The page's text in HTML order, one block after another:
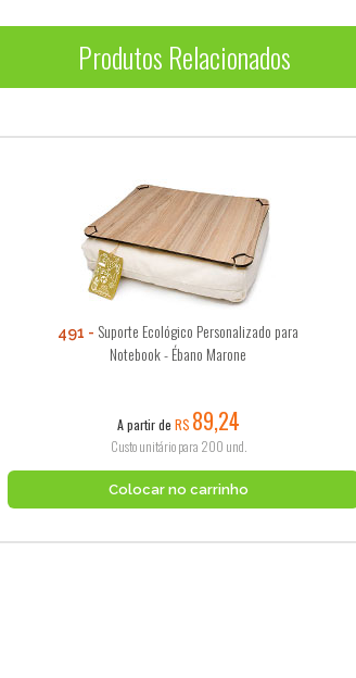
Produtos Relacionados
491
Suporte Ecológico Personalizado para
Notebook - Ébano Marone
A partir de R$ 89,24
Custo unitário para 200 und.
Colocar no carrinho